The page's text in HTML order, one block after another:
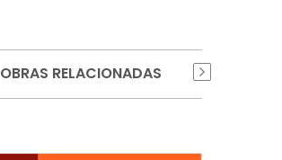
OBRAS RELACIONADAS